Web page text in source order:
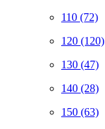
110 (72)
120 (120)
130 (47)
140 (28)
150 (63)